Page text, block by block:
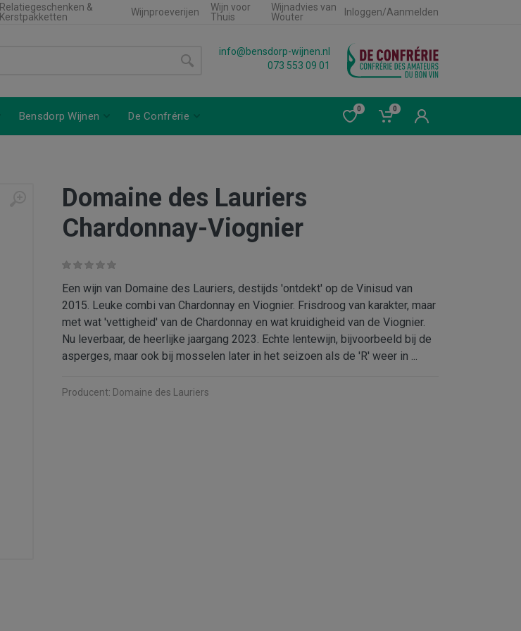
Relatiegeschenken &
Kerstpakketten
Wijnproeverijen
Wijn voor
Thuis
Wijnadvies van
Wouter
Inloggen/Aanmelden
info@bensdorp-wijnen.nl
073 553 09 01
Bensdorp Wijnen De Confrérie
0 0
Domaine des Lauriers
Chardonnay-Viognier
Een wijn van Domaine des Lauriers, destijds 'ontdekt' op de Vinisud van
2015. Leuke combi van Chardonnay en Viognier. Frisdroog van karakter, maar
met wat 'vettigheid' van de Chardonnay en wat kruidigheid van de Viognier.
Nu leverbaar, de heerlijke jaargang 2023. Echte lentewijn, bijvoorbeeld bij de
asperges, maar ook bij mosselen later in het seizoen als de 'R' weer in ...
Producent: Domaine des Lauriers